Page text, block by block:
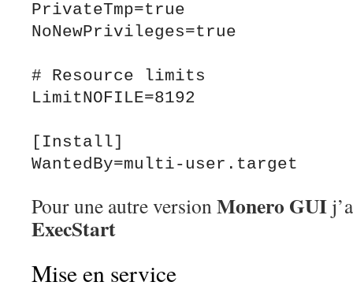
PrivateTmp=true
NoNewPrivileges=true
# Resource limits
LimitNOFILE=8192
[Install]
Pour une autre versionMonero GUI
ExecStart
Mise en service